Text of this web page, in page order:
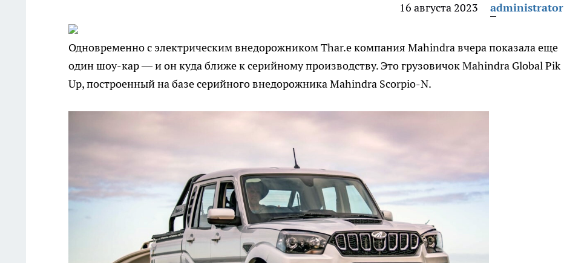
16 августа 2023 administrator
Одновременно с электрическим внедорожником Thar.e компания Mahindra вчера показала еще
один шоу-кар — и он куда ближе к серийному производству. Это грузовичок Mahindra Global Pik
Up, построенный на базе серийного внедорожника Mahindra Scorpio-N.